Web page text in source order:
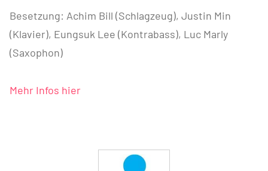
Besetzung: Achim Bill (Schlagzeug), Justin Min
(Klavier), Eungsuk Lee (Kontrabass), Luc Marly
(Saxophon)
Mehr Infos hier